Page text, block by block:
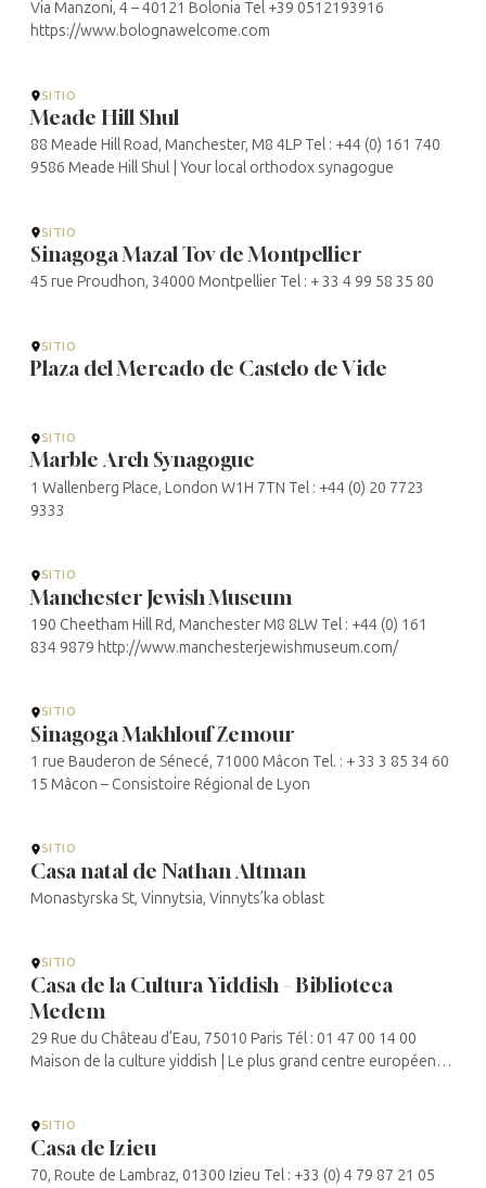
Via Manzoni, 4 – 40121 Bolonia Tel +39 0512193916
https://www.bolognawelcome.com
SITIO
Meade Hill Shul
88 Meade Hill Road, Manchester, M8 4LP Tel : +44 (0) 161 740
9586 Meade Hill Shul | Your local orthodox synagogue
SITIO
Sinagoga Mazal Tov de Montpellier
45 rue Proudhon, 34000 Montpellier Tel : + 33 4 99 58 35 80
SITIO
Plaza del Mercado de Castelo de Vide
SITIO
Marble Arch Synagogue
1 Wallenberg Place, London W1H 7TN Tel : +44 (0) 20 7723
9333
SITIO
Manchester Jewish Museum
190 Cheetham Hill Rd, Manchester M8 8LW Tel : +44 (0) 161
834 9879 http://www.manchesterjewishmuseum.com/
SITIO
Sinagoga Makhlouf Zemour
1 rue Bauderon de Sénecé, 71000 Mâcon Tel. : + 33 3 85 34 60
15 Mâcon – Consistoire Régional de Lyon
SITIO
Casa natal de Nathan Altman
Monastyrska St, Vinnytsia, Vinnyts’ka oblast
SITIO
Casa de la Cultura Yiddish – Biblioteca
Medem
29 Rue du Château d’Eau, 75010 Paris Tél : 01 47 00 14 00
Maison de la culture yiddish | Le plus grand centre européen
SITIO
Casa de Izieu
70, Route de Lambraz, 01300 Izieu Tel : +33 (0) 4 79 87 21 05